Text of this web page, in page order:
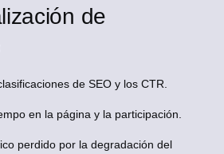
de
de SEO y los CTR.
en la página y la participación.
perdido por la degradación del